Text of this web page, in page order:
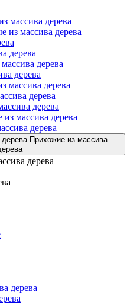
массива дерева
из массива дерева
дерева
дерева
дерева
массива дерева
дерева
дерева
массива дерева
дерева
Прихожие из массива
дерева